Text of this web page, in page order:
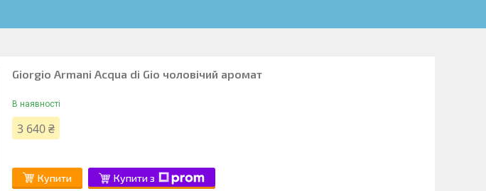
Giorgio Armani Acqua di Gio чоловічий аромат
В наявності
3 640 ₴
Купити Купити з